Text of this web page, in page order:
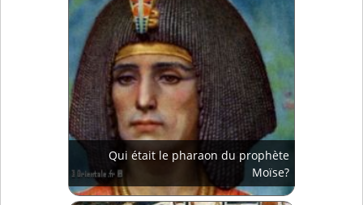
Qui était le pharaon du prophète
Moïse?